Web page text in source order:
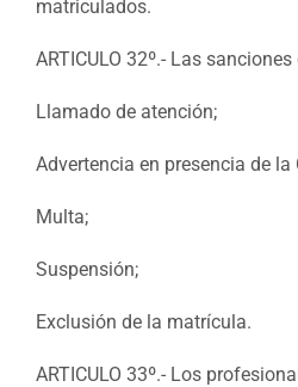
matriculados.
ARTICULO 32º.- Las
Llamado de atención;
Advertencia en presencia de
Multa;
Suspensión;
Exclusión de la matrícula.
ARTICULO 33º.- Los